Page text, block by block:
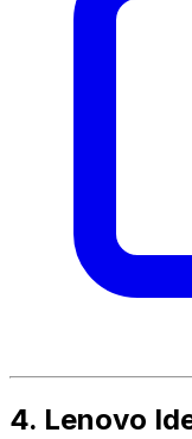
4. Lenovo